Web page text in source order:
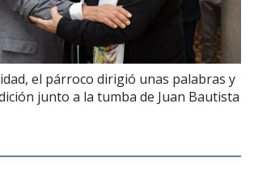
el párroco dirigió unas palabras y
junto a la tumba de Juan Bautista